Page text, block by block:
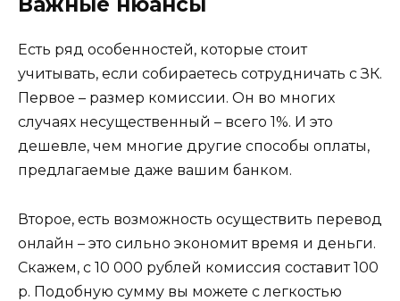
Есть ряд особенностей, которые стоит
учитывать, если собираетесь сотрудничать с ЗК.
Первое – размер комиссии. Он во многих
случаях несущественный – всего 1%. И это
дешевле, чем многие другие способы оплаты,
предлагаемые даже вашим банком.
Второе, есть возможность осуществить перевод
онлайн – это сильно экономит время и деньги.
Скажем, с 10 000 рублей комиссия составит 100
р. Подобную сумму вы можете с легкостью